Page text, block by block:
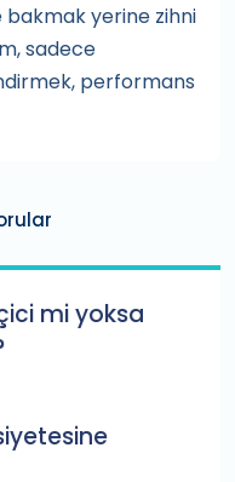
bakmak yerine zihni
sadece
performans
mi yoksa